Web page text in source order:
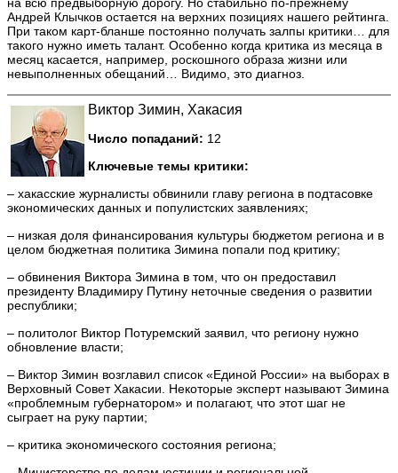
Андрей Клычков остается на верхних позициях нашего рейтинга.
При таком карт-бланше постоянно получать залпы критики… для
такого нужно иметь талант. Особенно когда критика из месяца в
месяц касается, например, роскошного образа жизни или
невыполненных обещаний… Видимо, это диагноз.
Виктор Зимин, Хакасия
Число попаданий: 12
Ключевые темы критики:
– хакасские журналисты обвинили главу региона в подтасовке
экономических данных и популистских заявлениях;
– низкая доля финансирования культуры бюджетом региона и в
целом бюджетная политика Зимина попали под критику;
– обвинения Виктора Зимина в том, что он предоставил
президенту Владимиру Путину неточные сведения о развитии
республики;
– политолог Виктор Потуремский заявил, что региону нужно
обновление власти;
– Виктор Зимин возглавил список «Единой России» на выборах в
Верховный Совет Хакасии. Некоторые эксперт называют Зимина
«проблемным губернатором» и полагают, что этот шаг не
сыграет на руку партии;
– критика экономического состояния региона;